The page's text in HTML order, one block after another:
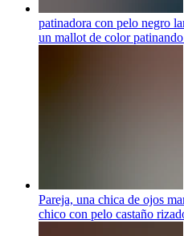
patinadora con pelo negro
un mallot de color
Pareja, una chica de ojos
chico con pelo castaño